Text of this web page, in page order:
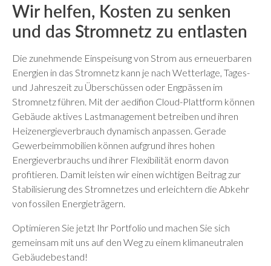
Wir helfen, Kosten zu senken
und das Stromnetz zu entlasten
Die zunehmende Einspeisung von Strom aus erneuerbaren
Energien in das Stromnetz kann je nach Wetterlage, Tages-
und Jahreszeit zu Überschüssen oder Engpässen im
Stromnetz führen. Mit der aedifion Cloud-Plattform können
Gebäude aktives Lastmanagement betreiben und ihren
Heizenergieverbrauch dynamisch anpassen. Gerade
Gewerbeimmobilien können aufgrund ihres hohen
Energieverbrauchs und ihrer Flexibilität enorm davon
profitieren. Damit leisten wir einen wichtigen Beitrag zur
Stabilisierung des Stromnetzes und erleichtern die Abkehr
von fossilen Energieträgern.
Optimieren Sie jetzt Ihr Portfolio und machen Sie sich
gemeinsam mit uns auf den Weg zu einem klimaneutralen
Gebäudebestand!